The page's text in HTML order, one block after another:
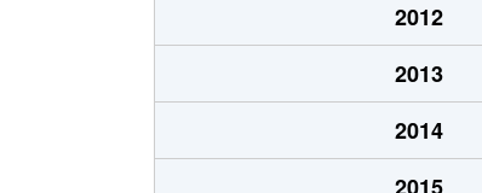
2012
2013
2014
2015